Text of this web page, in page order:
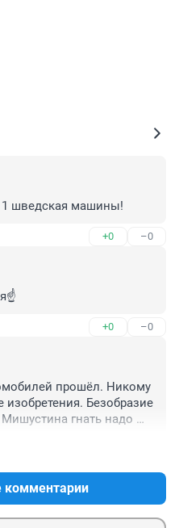
1 шведская машины!
+0 –0
+0 –0
прошёл. Никому
изобретения. Безобразие
гнать надо
комментарии